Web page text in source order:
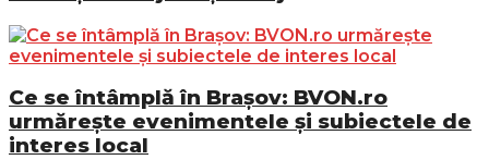
Ce se întâmplă în Brașov: BVON.ro
urmărește evenimentele și subiectele de
interes local